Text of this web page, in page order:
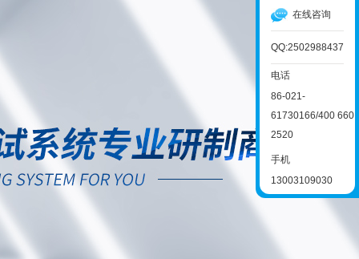
在线咨询
QQ:2502988437
电话
86-021-
61730166/400 660
2520
手机
13003109030